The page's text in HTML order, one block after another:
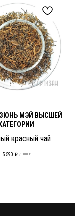
МЭЙ ВЫСШЕЙ
КАТЕГОРИИ
красный чай
5 590 ₽ / 100 г